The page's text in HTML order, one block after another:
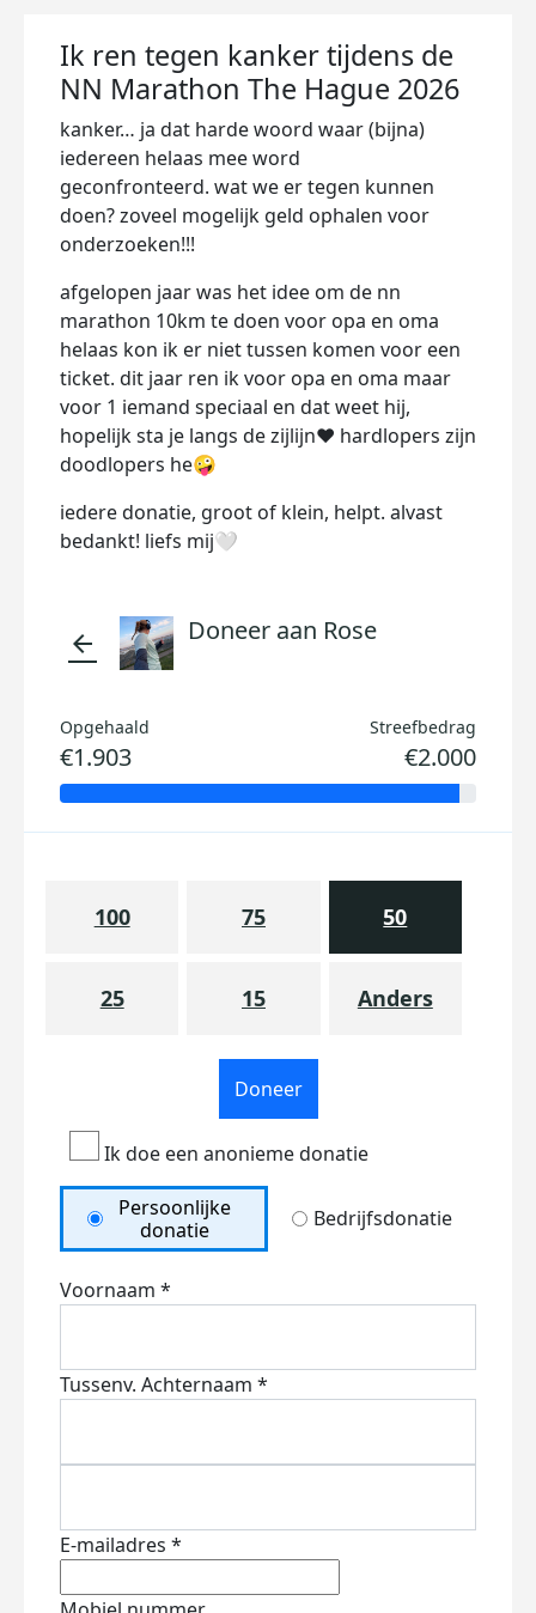
Ik ren tegen kanker tijdens de
NN Marathon The Hague 2026
kanker… ja dat harde woord waar (bijna)
iedereen helaas mee word
geconfronteerd. wat we er tegen kunnen
doen? zoveel mogelijk geld ophalen voor
onderzoeken!!!
afgelopen jaar was het idee om de nn
marathon 10km te doen voor opa en oma
helaas kon ik er niet tussen komen voor een
ticket. dit jaar ren ik voor opa en oma maar
voor 1 iemand speciaal en dat weet hij,
hopelijk sta je langs de zijlijn❤️ hardlopers zijn
doodlopers he🤪
iedere donatie, groot of klein, helpt. alvast
bedankt! liefs mij🤍
arrow_back Doneer aan Rose
Opgehaald
€1.903
Streefbedrag
€2.000
100 75 50
25 15 Anders
Doneer
Ik doe een anonieme donatie
Persoonlijke
donatie
Bedrijfsdonatie
Voornaam *
Tussenv. Achternaam *
E-mailadres *